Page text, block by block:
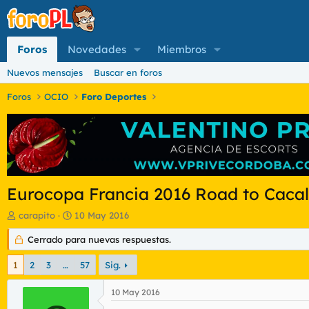
Foros Novedades Miembros
Nuevos mensajes Buscar en foros
Foros OCIO Foro Deportes
Eurocopa Francia 2016 Road to
I
n
i
c
a
d
carapito
F
e
c
h
d
e
10 May 2016
Cerrado para nuevas respuestas.
1 2 3 … 57 Sig.
10 May 2016